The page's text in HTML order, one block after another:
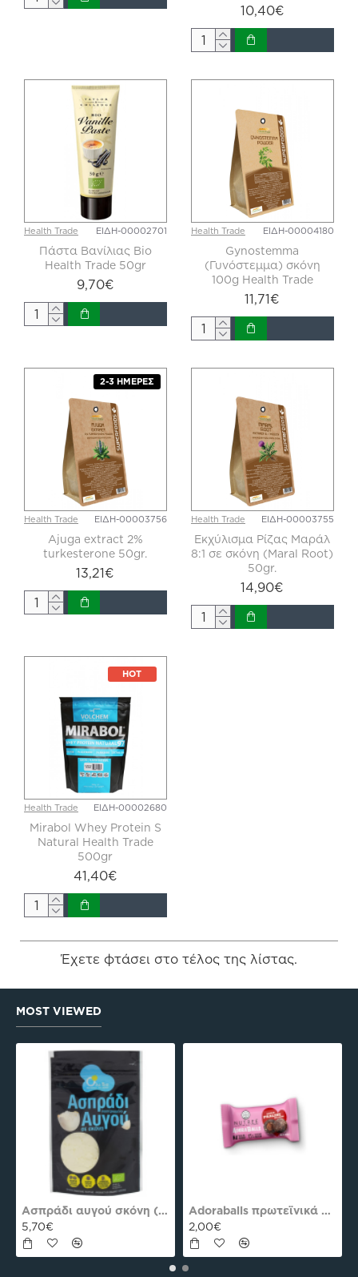
10,40€
Health Trade ΕΙΔΗ-00002701
Πάστα Βανίλιας Bio
Health Trade 50gr
9,70€
Health Trade ΕΙΔΗ-00004180
Gynostemma
(Γυνόστεμμα) σκόνη
100g Health Trade
11,71€
2-3 ΗΜΈΡΕΣ
Health Trade ΕΙΔΗ-00003756
Ajuga extract 2%
turkesterone 50gr.
13,21€
Health Trade ΕΙΔΗ-00003755
Εκχύλισμα Ρίζας Μαράλ
8:1 σε σκόνη (Maral Root)
50gr.
14,90€
HOT
Health Trade ΕΙΔΗ-00002680
Mirabol Whey Protein S
Natural Health Trade
500gr
41,40€
Έχετε φτάσει στο τέλος της λίστας.
MOST VIEWED
Ασπράδι αυγού σκόνη (Αλβουμίνη) Ola-Bio 50gr
5,70€
Adoraballs πρωτεϊνικά μπαλάκια choco praline delight 40γρ Nutree Χ.ΓΛ
2,00€